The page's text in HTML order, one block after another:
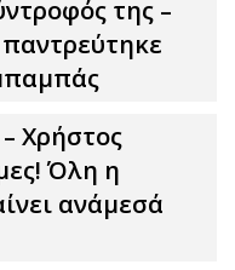
της –
Χρήστος
Όλη η
ανάμεσά